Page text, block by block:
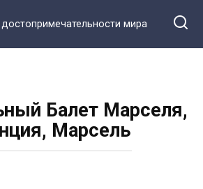
достопримечательности мира
Балет Марселя,
Марсель